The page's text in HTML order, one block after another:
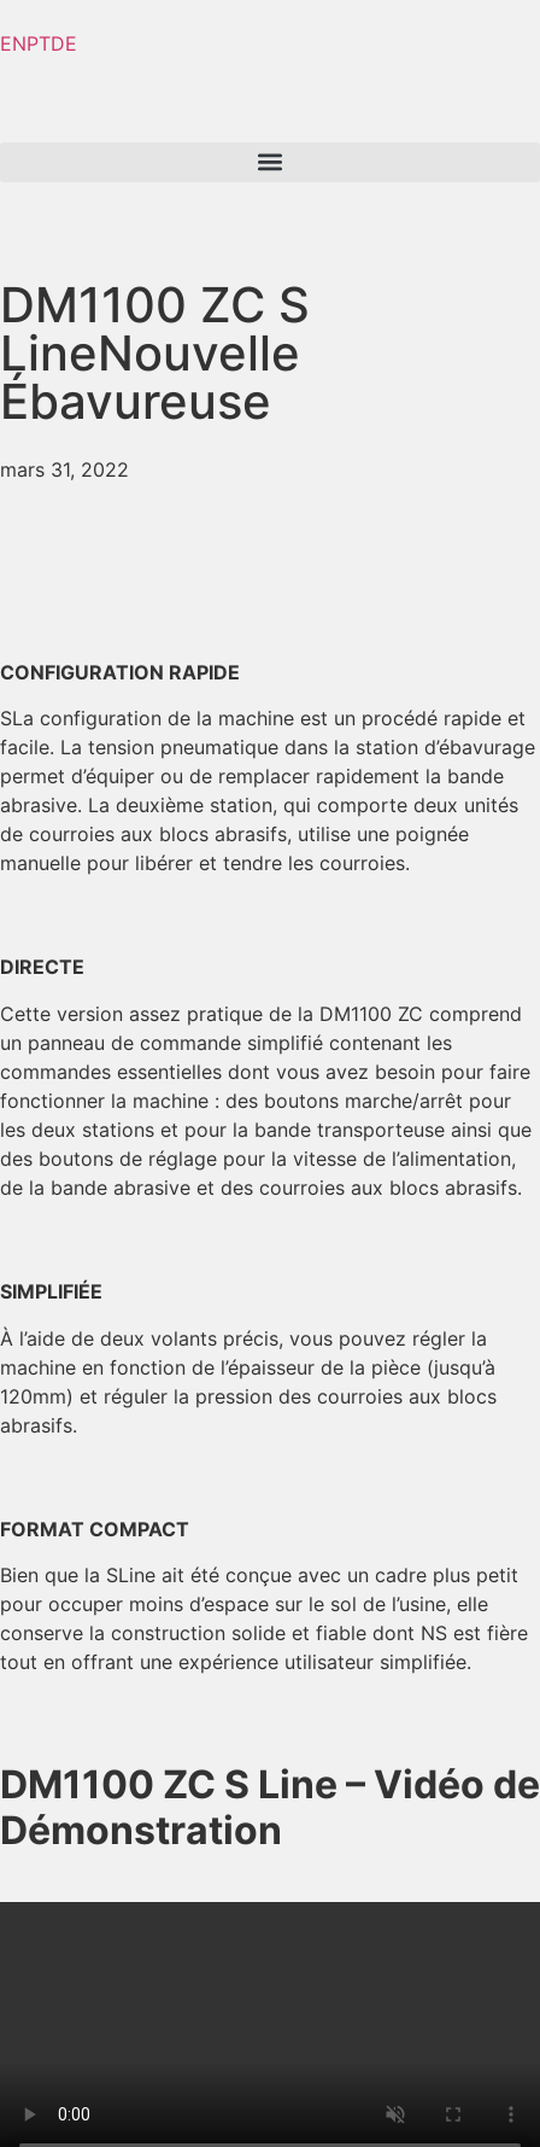
ENPTDE
DM1100 ZC S
LineNouvelle
Ébavureuse
mars 31, 2022
CONFIGURATION RAPIDE
SLa configuration de la machine est un procédé rapide et
facile. La tension pneumatique dans la station d’ébavurage
permet d’équiper ou de remplacer rapidement la bande
abrasive. La deuxième station, qui comporte deux unités
de courroies aux blocs abrasifs, utilise une poignée
manuelle pour libérer et tendre les courroies.
DIRECTE
Cette version assez pratique de la DM1100 ZC comprend
un panneau de commande simplifié contenant les
commandes essentielles dont vous avez besoin pour faire
fonctionner la machine : des boutons marche/arrêt pour
les deux stations et pour la bande transporteuse ainsi que
des boutons de réglage pour la vitesse de l’alimentation,
de la bande abrasive et des courroies aux blocs abrasifs.
SIMPLIFIÉE
À l’aide de deux volants précis, vous pouvez régler la
machine en fonction de l’épaisseur de la pièce (jusqu’à
120mm) et réguler la pression des courroies aux blocs
abrasifs.
FORMAT COMPACT
Bien que la SLine ait été conçue avec un cadre plus petit
pour occuper moins d’espace sur le sol de l’usine, elle
conserve la construction solide et fiable dont NS est fière
tout en offrant une expérience utilisateur simplifiée.
DM1100 ZC S Line – Vidéo de
Démonstration